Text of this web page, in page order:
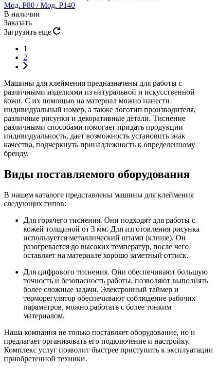
Мод. P80 / Мод. P140
В наличии
Заказать
Загрузить еще
1
2
Машины для клеймения предназначены для работы с
различными изделиями из натуральной и искусственной
кожи. С их помощью на материал можно нанести
индивидуальный номер, а также логотип производителя,
различные рисунки и декоративные детали. Тиснение
различными способами помогает придать продукции
индивидуальность, дает возможность установить знак
качества, подчеркнуть принадлежность к определенному
бренду.
Виды поставляемого оборудования
В нашем каталоге представлены машины для клеймения
следующих типов:
Для горячего тиснения. Они подходят для работы с
кожей толщиной от 3 мм. Для изготовления рисунка
используется металлический штамп (клише). Он
разогревается до высоких температур, после чего
оставляет на материале хорошо заметный оттиск.
Для цифрового тиснения. Они обеспечивают большую
точность и безопасность работы, позволяют выполнять
более сложные задачи. Электронный таймер и
терморегулятор обеспечивают соблюдение рабочих
параметров, можно работать с более тонким
материалом.
Наша компания не только поставляет оборудование, но и
предлагает организовать его подключение и настройку.
Комплекс услуг позволит быстрее приступить к эксплуатации
приобретенной техники.